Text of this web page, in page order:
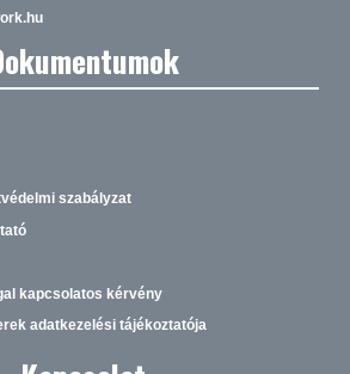
szabályzat
kapcsolatos kérvény
adatkezelési tájékoztatója